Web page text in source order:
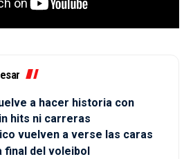
a hacer historia con
hits ni carreras
vuelven a verse las caras
final del voleibol